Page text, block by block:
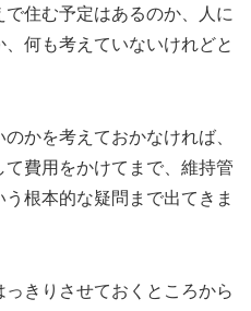
住む予定はあるのか、人に
何も考えていないけれどと
かを考えておかなければ、
て費用をかけてまで、維持管
根本的な疑問まで出てきま
きりさせておくところから